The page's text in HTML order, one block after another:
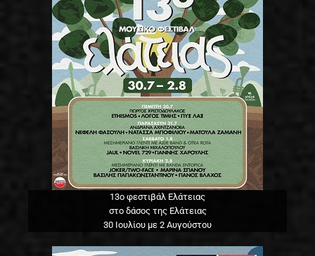
13o φεστιβάλ Ελάτειας
στο δάσος της Ελάτειας
30 Ιουλίου με 2 Αυγούστου